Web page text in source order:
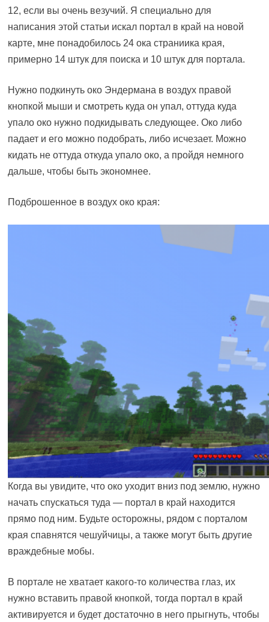
12, если вы очень везучий. Я специально для
написания этой статьи искал портал в край на новой
карте, мне понадобилось 24 ока страниика края,
примерно 14 штук для поиска и 10 штук для портала.
Нужно подкинуть око Эндермана в воздух правой
кнопкой мыши и смотреть куда он упал, оттуда куда
упало око нужно подкидывать следующее. Око либо
падает и его можно подобрать, либо исчезает. Можно
кидать не оттуда откуда упало око, а пройдя немного
дальше, чтобы быть экономнее.
Подброшенное в воздух око края:
Когда вы увидите, что око уходит вниз под землю, нужно
начать спускаться туда — портал в край находится
прямо под ним. Будьте осторожны, рядом с порталом
края спавнятся чешуйчицы, а также могут быть другие
враждебные мобы.
В портале не хватает какого-то количества глаз, их
нужно вставить правой кнопкой, тогда портал в край
активируется и будет достаточно в него прыгнуть, чтобы